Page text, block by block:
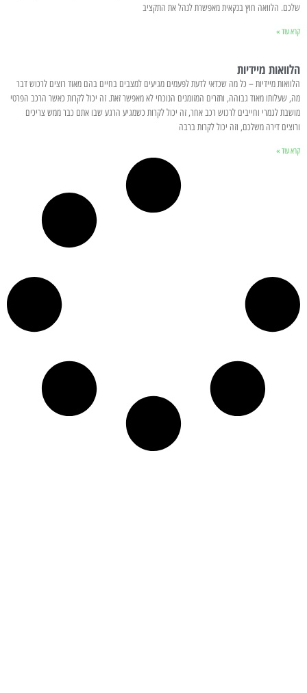
שלכם. הלוואה חוץ בנקאית מאפשרת לנהל את התקציב
קרא עוד »
הלוואות מיידיות
הלוואות מיידיות – כל מה שכדאי לדעת לפעמים מגיעים למצבים בחיים בהם מאוד רוצים לרכוש דבר
מה, שעלותו מאוד גבוהה, ותזרים המזומנים הנוכחי לא מאפשר זאת. זה יכול לקרות כאשר הרכב הפרטי
מושבת לגמרי וחייבים לרכוש רכב אחר, זה יכול לקרות כשמגיע הרגע שבו אתם כבר ממש צריכים
ורוצים דירה משלכם, וזה יכול לקרות ברבה
קרא עוד »